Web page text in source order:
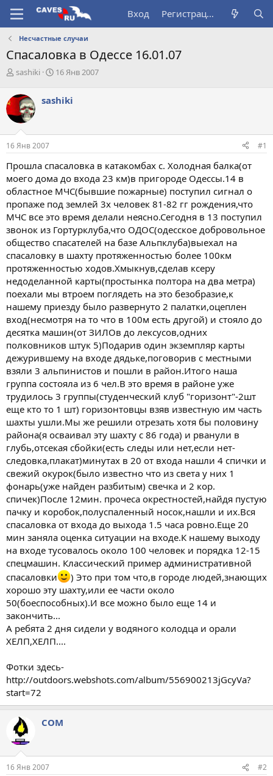
Вход Регистрация
Несчастные случаи
Спасаловка в Одессе 16.01.07
А
т
о
р
т
е
м
sashiki
Д
а
ч
а
16 Янв 2007
sashiki
16 Янв 2007 #1
Прошла спасаловка в катакомбах с. Холодная балка(от
моего дома до входа 23 км)в пригороде Одессы.14 в
областное МЧС(бывшие пожарные) поступил сигнал о
пропаже под землей 3х человек 81-82 гг рождения,что
МЧС все это время делали неясно.Сегодня в 13 поступил
звонок из Гортурклуба,что ОДОС(одесское добровольное
общество спасателей на базе Альпклуба)выехал на
спасаловку в шахту протяженностью более 100км
протяженностью ходов.Хмыкнув,сделав ксеру
недоделанной карты(простынка полтора на два метра)
поехали мы втроем поглядеть на это безобразие,к
нашему приезду было развернуто 2 палатки,оцеплен
вход(несмотря на то что в 100м есть другой) и стояло до
десятка машин(от ЗИЛОв до лексусов,одних
полковников штук 5)Подарив один экземпляр карты
дежурившему на входе дядьке,поговорив с местными
взяли 3 альпинистов и пошли в район.Итого наша
группа состояла из 6 чел.В это время в районе уже
трудилось 3 группы(студенческий клуб "горизонт"-2шт
еще кто то 1 шт) горизонтовцы взяв известную им часть
шахты ушли.Мы же решили отрезать хотя бы половину
района(я осваивал эту шахту с 86 года) и рванули в
глубь,отсекая сбойки(есть следы или нет,если нет-
следовка,плакат)минутах в 20 от входа нашли 4 спички и
свежий окурок(было известно что из света у них 1
фонарь(уже найден разбитым) свечка и 2 кор.
спичек)После 12мин. прочеса окрестностей,найдя пустую
пачку и коробок,полуспаленный носок,нашли и их.Вся
спасаловка от входа до выхода 1.5 часа ровно.Еще 20
мин заняла оценка ситуации на входе.К нашему выходу
на входе тусовалось около 100 человек и порядка 12-15
спецмашин. Классический пример административной
спасаловки
) Это при том что,в городе людей,знающих
хорошо эту шахту,или ее части около
50(боеспособных).И все можно было еще 14 и
закончить...
А ребята 2 дня сидели у водяного колодца и орали
ХЕЛП,ХЕЛП....
Фотки здесь-
http://outdoors.webshots.com/album/556900213jGcyVa?
start=72
COM
16 Янв 2007 #2